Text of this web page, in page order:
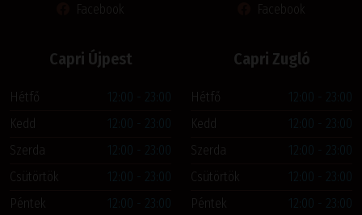
Facebook
Facebook
Capri Újpest
Hétfő
12:00 - 23:00
Kedd
12:00 - 23:00
Szerda
12:00 - 23:00
Csütörtök
12:00 - 23:00
Péntek
12:00 - 23:00
Capri Zugló
Hétfő
12:00 - 23:00
Kedd
12:00 - 23:00
Szerda
12:00 - 23:00
Csütörtök
12:00 - 23:00
Péntek
12:00 - 23:00